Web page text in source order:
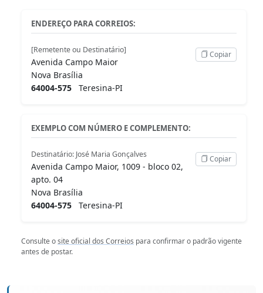
ENDEREÇO PARA CORREIOS:
[Remetente ou Destinatário]
Avenida Campo Maior
Nova Brasília
64004-575 Teresina-PI
Copiar
EXEMPLO COM NÚMERO E COMPLEMENTO:
Destinatário: José Maria Gonçalves
Avenida Campo Maior, 1009 - bloco 02,
apto. 04
Nova Brasília
64004-575 Teresina-PI
Copiar
Consulte osite oficial dos Correios para confirmar o padrão vigente
antes de postar.